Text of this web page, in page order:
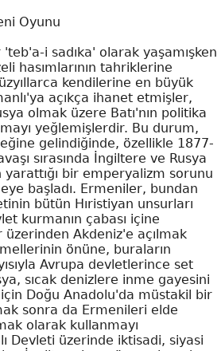
Oyunu
i sadıka' olarak yaşamışken
hasımlarının tahriklerine
kendilerine en büyük
açıkça ihanet etmişler,
olmak üzere Batı'nın politika
yeğlemişlerdir. Bu durum,
gelindiğinde, özellikle 1877-
sırasında İngiltere ve Rusya
yarattığı bir emperyalizm sorunu
başladı. Ermeniler, bundan
bütün Hıristiyan unsurları
kurmanın çabası içine
Akdeniz'e açılmak
önüne, buraların
Avrupa devletlerince set
sıcak denizlere inme gayesini
Doğu Anadolu'da müstakil bir
sonra da Ermenileri elde
olarak kullanmayı
Devleti üzerinde iktisadi, siyasi